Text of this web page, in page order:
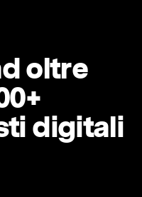
oltre
digitali